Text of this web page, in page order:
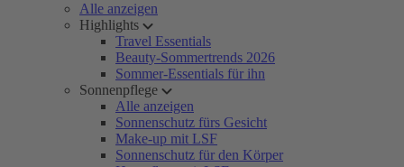
Alle anzeigen
Highlights
Travel Essentials
Beauty-Sommertrends 2026
Sommer-Essentials für ihn
Sonnenpflege
Alle anzeigen
Sonnenschutz fürs Gesicht
Make-up mit LSF
Sonnenschutz für den Körper